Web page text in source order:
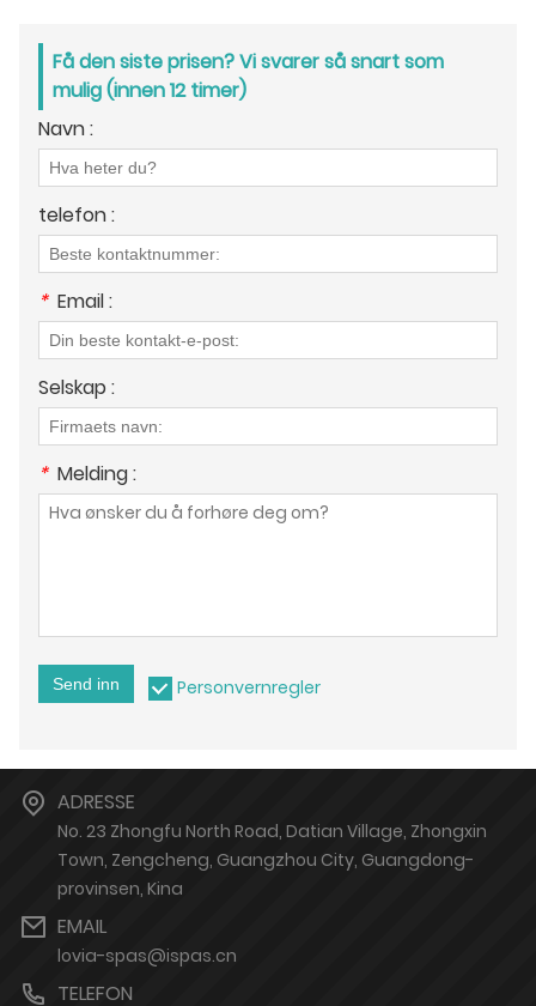
Få den siste prisen? Vi svarer så snart som
mulig (innen 12 timer)
Navn :
telefon :
* Email :
Selskap :
* Melding :
Send inn Personvernregler
ADRESSE
No. 23 Zhongfu North Road, Datian Village, Zhongxin
Town, Zengcheng, Guangzhou City, Guangdong-
provinsen, Kina
EMAIL
lovia-spas@ispas.cn
TELEFON